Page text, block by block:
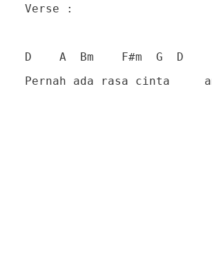
Verse :
D A Bm F#m G D
Pernah ada rasa cinta